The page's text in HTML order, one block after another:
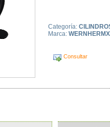
Categoría:
Marca: WERNHERMX
Consultar